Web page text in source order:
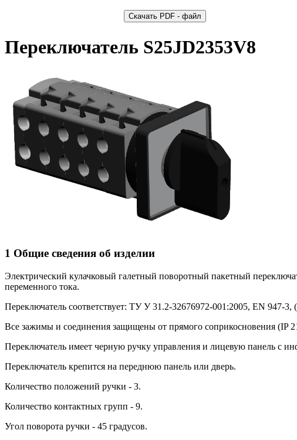
Переключатель S25JD2353V8
1 Общие сведения об изделии
Электрический кулачковый галетный поворотный пакетный
переменного тока.
Переключатель соответствует: ТУ У 31.2-32676972-001:2005, EN 947-
Все зажимы и соединения защищены от прямого соприкосновения (IP
Переключатель имеет черную ручку управления и лицевую панель с
Переключатель крепится на переднюю панель или дверь.
Количество положений ручки - 3.
Количество контактных групп - 9.
Угол поворота ручки - 45 градусов.